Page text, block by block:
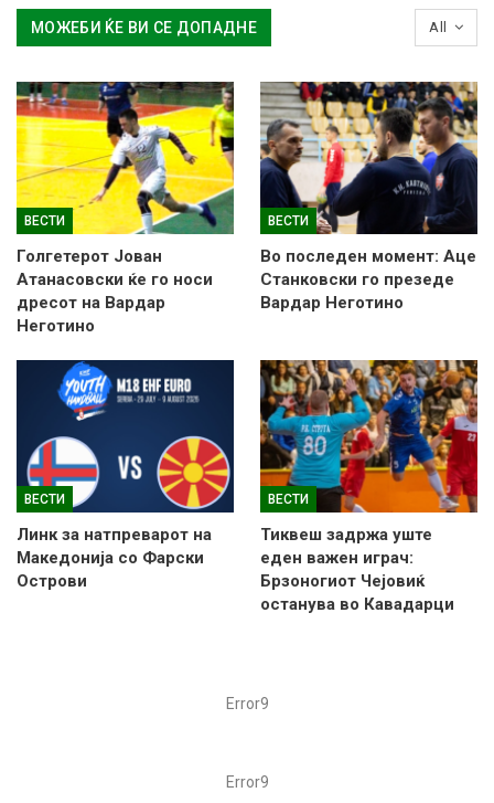
All
МОЖЕБИ ЌЕ ВИ СЕ ДОПАДНЕ
ВЕСТИ
Голгетерот Јован
Атанасовски ќе го носи
дресот на Вардар
Неготино
ВЕСТИ
Во последен момент: Аце
Станковски го презеде
Вардар Неготино
ВЕСТИ
Линк за натпреварот на
Македонија со Фарски
Острови
ВЕСТИ
Тиквеш задржа уште
еден важен играч:
Брзоногиот Чејовиќ
останува во Кавадарци
Error9
Error9